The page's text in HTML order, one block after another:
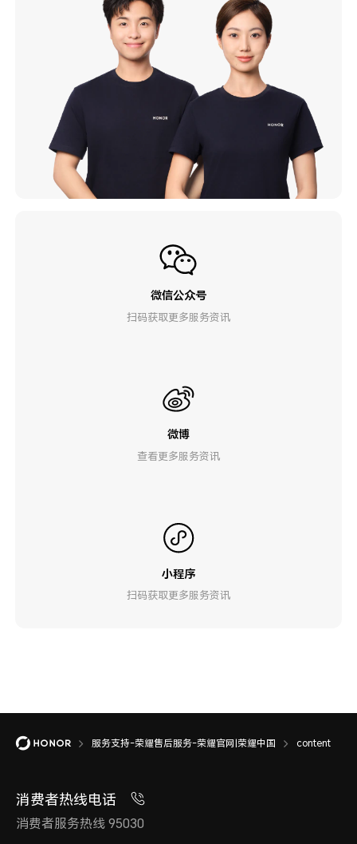
微信公众号
扫码获取更多服务资讯
微博
查看更多服务资讯
小程序
扫码获取更多服务资讯
服务支持-荣耀售后服务-荣耀官网|荣耀中国 content
消费者热线电话
消费者服务热线 95030